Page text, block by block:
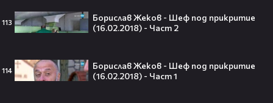
113
Борислав Жеков - Шеф под прикритие
(16.02.2018) - Част 2
114
Борислав Жеков - Шеф под прикритие
(16.02.2018) - Част 1
Джъстин Бийбър ще пее на
Световното първенство по